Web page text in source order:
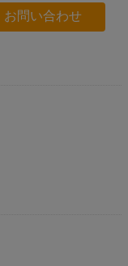
お問い合わせ